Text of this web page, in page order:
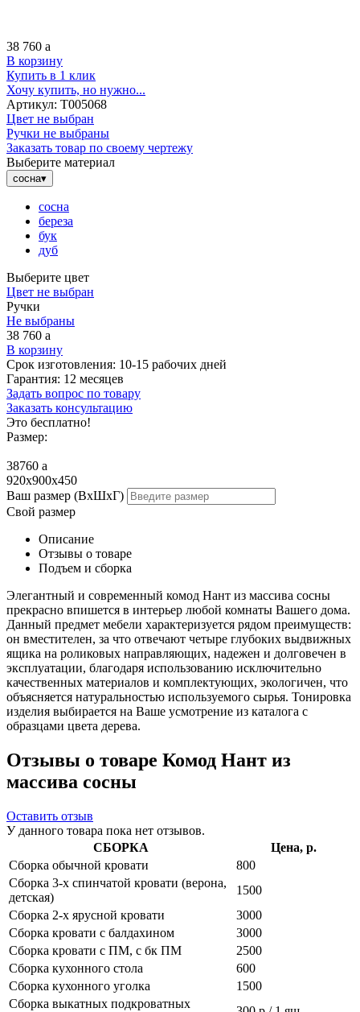
38 760 a
В корзину
Купить в 1 клик
Хочу купить, но нужно...
Артикул: Т005068
Цвет не выбран
Ручки не выбраны
Заказать товар по своему чертежу
Выберите материал
сосна▾
сосна
береза
бук
дуб
Выберите цвет
Цвет не выбран
Ручки
Не выбраны
38 760 a
В корзину
Срок изготовления: 10-15 рабочих дней
Гарантия: 12 месяцев
Задать вопрос по товару
Заказать консультацию
Это бесплатно!
Размер:
38760 a
920x900x450
Ваш размер (ВхШхГ)
Свой размер
Описание
Отзывы о товаре
Подъем и сборка
Элегантный и современный комод Нант из массива сосны
прекрасно впишется в интерьер любой комнаты Вашего дома.
Данный предмет мебели характеризуется рядом преимуществ:
он вместителен, за что отвечают четыре глубоких выдвижных
ящика на роликовых направляющих, надежен и долговечен в
эксплуатации, благодаря использованию исключительно
качественных материалов и комплектующих, экологичен, что
объясняется натуральностью используемого сырья. Тонировка
изделия выбирается на Ваше усмотрение из каталога с
образцами цвета дерева.
Отзывы о товаре Комод Нант из
массива сосны
Оставить отзыв
У данного товара пока нет отзывов.
СБОРКА
Цена, р.
Сборка обычной кровати
800
Сборка 3-х спинчатой кровати (верона,
детская)
1500
Сборка 2-х ярусной кровати
3000
Сборка кровати с балдахином
3000
Сборка кровати с ПМ, с бк ПМ
2500
Сборка кухонного стола
600
Сборка кухонного уголка
1500
Сборка выкатных подкроватных